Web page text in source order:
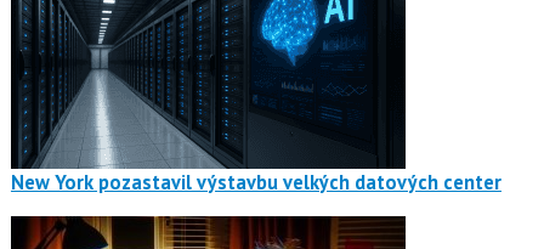
New York pozastavil výstavbu velkých datových center